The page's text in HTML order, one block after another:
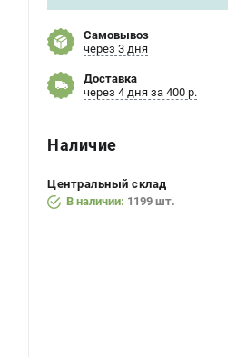
Самовывоз
через 3 дня
Доставка
через 4 дня за 400 р.
Наличие
Центральный склад
В наличии: 1199 шт.